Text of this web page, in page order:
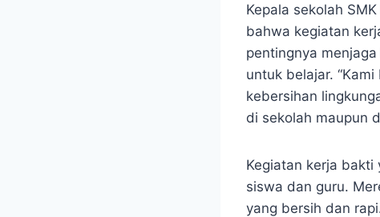
Kepala sekolah
bahwa kegiatan
pentingnya
untuk belajar.
kebersihan
di sekolah maupun
Kegiatan kerja
siswa dan guru.
yang bersih dan